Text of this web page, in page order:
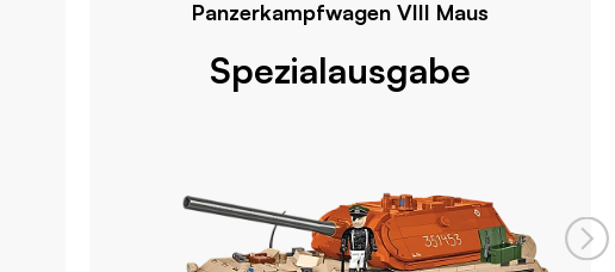
Panzerkampfwagen VIII Maus
Spezialausgabe